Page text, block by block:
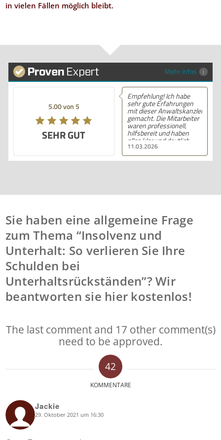
in vielen Fällen möglich bleibt.
Mehr Infos
5.00 von 5
SEHR GUT
11.03.2026
Empfehlung! Ich habe
sehr gute Erfahrungen
mit dieser Anwaltskanzlei
gemacht. Die Mitarbeiter
waren professionell,
hilfsbereit und haben
alles klar und deutlich
erklärt. Ich bin mit der
Beratung sehr zufrieden
und kann ihre
Sie haben eine allgemeine Frage
zum Thema “Insolvenz und
Unterhalt: So verlieren Sie Ihre
Schulden bei
Unterhaltsrückständen”? Wir
beantworten sie hier kostenlos!
The last comment and 17 other comment(s)
need to be approved.
42
KOMMENTARE
Jackie
says: 29. Oktober 2021 um 16:30